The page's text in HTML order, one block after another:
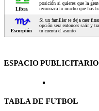
ESPACIO PUBLICITARIO
TABLA DE FUTBOL